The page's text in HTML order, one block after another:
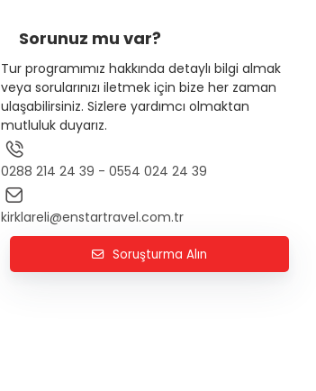
Sorunuz mu var?
Tur programımız hakkında detaylı bilgi almak
veya sorularınızı iletmek için bize her zaman
ulaşabilirsiniz. Sizlere yardımcı olmaktan
mutluluk duyarız.
0288 214 24 39 - 0554 024 24 39
kirklareli@enstartravel.com.tr
Soruşturma Alın